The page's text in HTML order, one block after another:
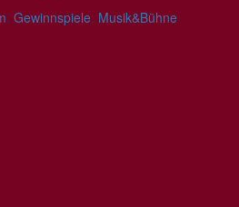
, Gewinnspiele, Musik&Bühne